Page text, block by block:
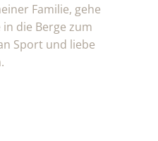
Familie, gehe
die Berge zum
Sport und liebe